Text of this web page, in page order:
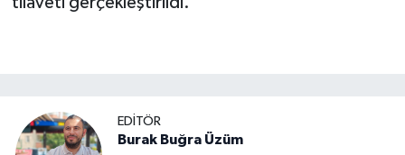
EDITÖR
Burak Buğra Üzüm